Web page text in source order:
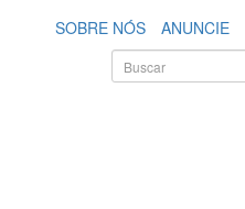
SOBRE NÓS ANUNCIE